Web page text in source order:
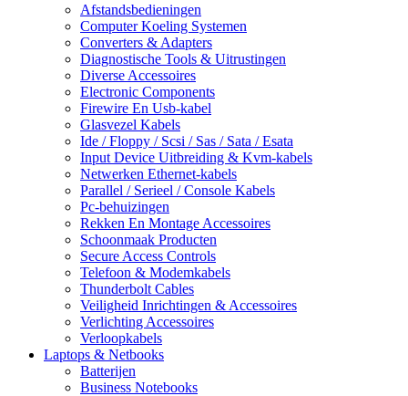
Afstandsbedieningen
Computer Koeling Systemen
Converters & Adapters
Diagnostische Tools & Uitrustingen
Diverse Accessoires
Electronic Components
Firewire En Usb-kabel
Glasvezel Kabels
Ide / Floppy / Scsi / Sas / Sata / Esata
Input Device Uitbreiding & Kvm-kabels
Netwerken Ethernet-kabels
Parallel / Serieel / Console Kabels
Pc-behuizingen
Rekken En Montage Accessoires
Schoonmaak Producten
Secure Access Controls
Telefoon & Modemkabels
Thunderbolt Cables
Veiligheid Inrichtingen & Accessoires
Verlichting Accessoires
Verloopkabels
Laptops & Netbooks
Batterijen
Business Notebooks